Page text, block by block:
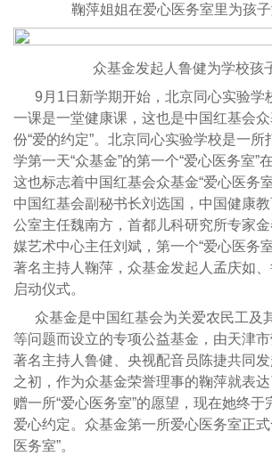
鞠萍姐姐在爱心医务室里为孩
众基金发起人鲁健为学校孩
9月1日新学期开始，北京同心实验学
一课是一堂健康课，这也是中国红基会
份“爱的约定”。北京同心实验学校是一所
学第一天“众基金”的第一个“爱心医务室”
这也标志着中国红基会众基金“爱心医务
中国红基会副秘书长刘选国，中国健康
公室主任魏南方，首都儿科研究所专家
媒艺术中心主任刘斌，第一个“爱心医务
著名主持人鞠萍，众基金发起人孟庆如
启动仪式。
众基金是中国红基会为关爱农民工及
等问题而设立的专项公益基金，由天津
著名主持人鲁健、央视配音员陈捷共同
之初，作为众基金荣誉理事的鞠萍就表
赠一所“爱心医务室”的愿望，现在她终于
爱心约定。众基金第一所爱心医务室正
医务室”。